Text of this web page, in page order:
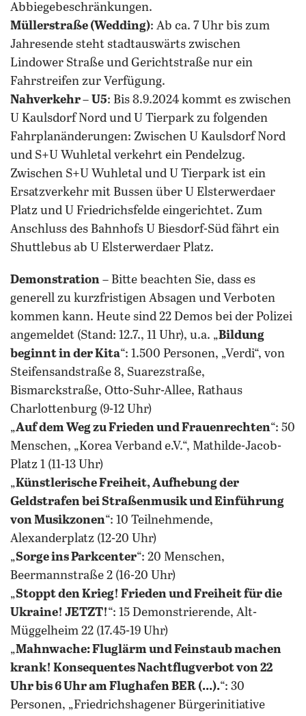
Abbiegebeschränkungen.
Müllerstraße (Wedding): Ab ca. 7 Uhr bis zum
Jahresende steht stadtauswärts zwischen
Lindower Straße und Gerichtstraße nur ein
Fahrstreifen zur Verfügung.
Nahverkehr– U5: Bis 8.9.2024 kommt es zwischen
U Kaulsdorf Nord und U Tierpark zu folgenden
Fahrplanänderungen: Zwischen U Kaulsdorf Nord
und S+U Wuhletal verkehrt ein Pendelzug.
Zwischen S+U Wuhletal und U Tierpark ist ein
Ersatzverkehr mit Bussen über U Elsterwerdaer
Platz und U Friedrichsfelde eingerichtet. Zum
Anschluss des Bahnhofs U Biesdorf-Süd fährt ein
Shuttlebus ab U Elsterwerdaer Platz.
Demonstration – Bitte beachten Sie, dass es
generell zu kurzfristigen Absagen und Verboten
kommen kann. Heute sind 22 Demos bei der Polizei
angemeldet (Stand: 12.7., 11 Uhr), u.a. „Bildung
beginnt in der Kita“: 1.500 Personen, „Verdi“, von
Steifensandstraße 8, Suarezstraße,
Bismarckstraße, Otto-Suhr-Allee, Rathaus
Charlottenburg (9-12 Uhr)
„Auf dem Weg zu Frieden und Frauenrechten“: 50
Menschen, „Korea Verband e.V.“, Mathilde-Jacob-
Platz 1 (11-13 Uhr)
„Künstlerische Freiheit, Aufhebung der
Geldstrafen bei Straßenmusik und Einführung
von Musikzonen“: 10 Teilnehmende,
Alexanderplatz (12-20 Uhr)
„Sorge ins Parkcenter“: 20 Menschen,
Beermannstraße 2 (16-20 Uhr)
„Stoppt den Krieg! Frieden und Freiheit für die
Ukraine! JETZT!“: 15 Demonstrierende, Alt-
Müggelheim 22 (17.45-19 Uhr)
„Mahnwache: Fluglärm und Feinstaub machen
krank! Konsequentes Nachtflugverbot von 22
Uhr bis 6 Uhr am Flughafen BER (...).“: 30
Personen, „Friedrichshagener Bürgerinitiative